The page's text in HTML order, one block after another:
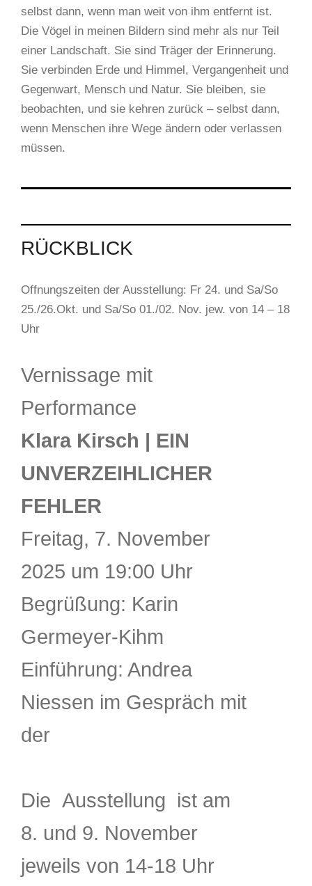
selbst dann, wenn man weit von ihm entfernt ist.
Die Vögel in meinen Bildern sind mehr als nur Teil
einer Landschaft. Sie sind Träger der Erinnerung.
Sie verbinden Erde und Himmel, Vergangenheit und
Gegenwart, Mensch und Natur. Sie bleiben, sie
beobachten, und sie kehren zurück – selbst dann,
wenn Menschen ihre Wege ändern oder verlassen
müssen.
RÜCKBLICK
Offnungszeiten der Ausstellung: Fr 24. und Sa/So
25./26.Okt. und Sa/So 01./02. Nov. jew. von 14 – 18
Uhr
Vernissage mit
Performance
Klara Kirsch | EIN
UNVERZEIHLICHER
FEHLER
Freitag, 7. November
2025 um 19:00 Uhr
Begrüßung: Karin
Germeyer-Kihm
Einführung: Andrea
Niessen im Gespräch mit
der
Die Ausstellung ist am
8. und 9. November
jeweils von 14-18 Uhr